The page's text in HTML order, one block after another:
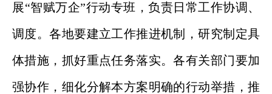
展“智赋万企”行动专班，负责日常工作协调、
调度。各地要建立工作推进机制，研究制定具
体措施，抓好重点任务落实。各有关部门要加
强协作，细化分解本方案明确的行动举措，推